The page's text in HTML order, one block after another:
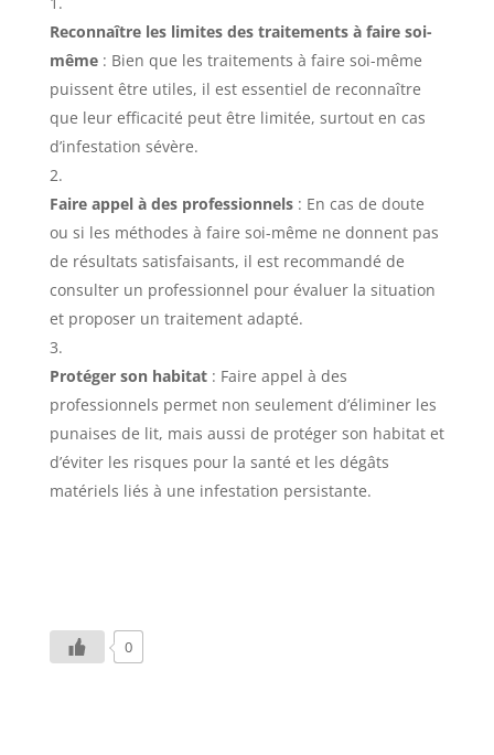
Reconnaître les limites des traitements à faire soi-
même: Bien que les traitements à faire soi-même
puissent être utiles, il est essentiel de reconnaître
que leur efficacité peut être limitée, surtout en cas
d’infestation sévère.
Faire appel à des professionnels: En cas de doute
ou si les méthodes à faire soi-même ne donnent pas
de résultats satisfaisants, il est recommandé de
consulter un professionnel pour évaluer la situation
et proposer un traitement adapté.
Protéger son habitat: Faire appel à des
professionnels permet non seulement d’éliminer les
punaises de lit, mais aussi de protéger son habitat et
d’éviter les risques pour la santé et les dégâts
matériels liés à une infestation persistante.
0